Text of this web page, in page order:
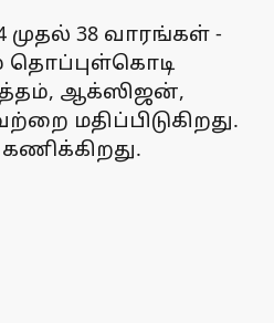
முதல் 38 வாரங்கள் -
தொப்புள்கொடி
ஆக்ஸிஜன்,
மதிப்பிடுகிறது.